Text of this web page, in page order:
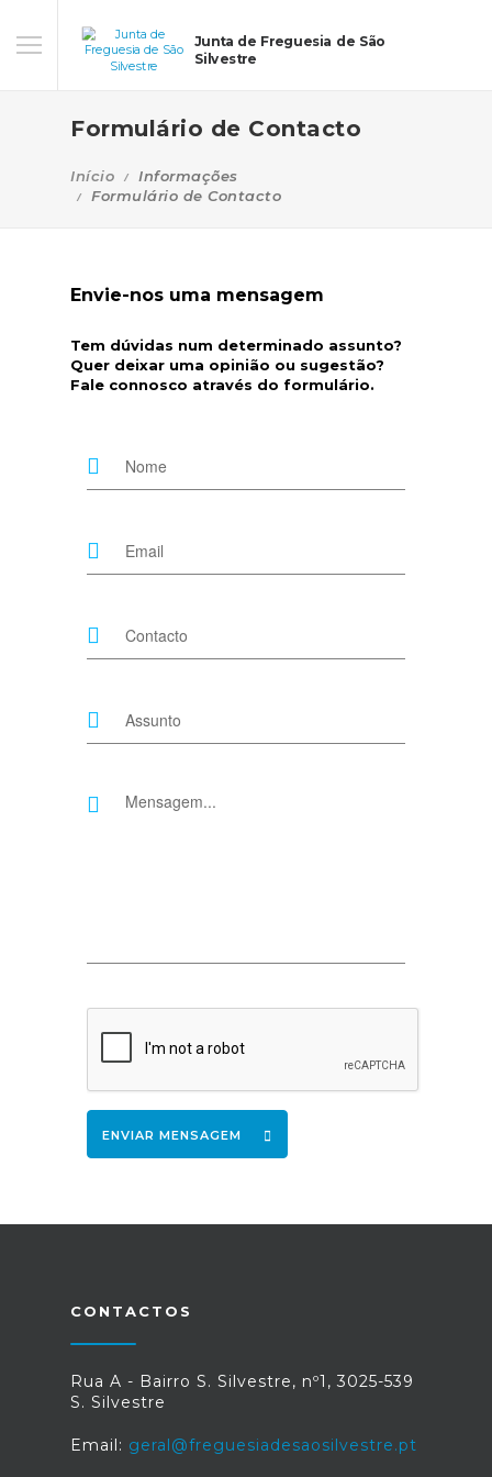
Junta de Freguesia de São
Silvestre
Formulário de Contacto
Início
Informações
Formulário de Contacto
Envie-nos uma mensagem
Tem dúvidas num determinado assunto?
Quer deixar uma opinião ou sugestão?
Fale connosco através do formulário.
ENVIAR MENSAGEM
CONTACTOS
Rua A - Bairro S. Silvestre, nº1, 3025-539
S. Silvestre
Email: geral@freguesiadesaosilvestre.pt